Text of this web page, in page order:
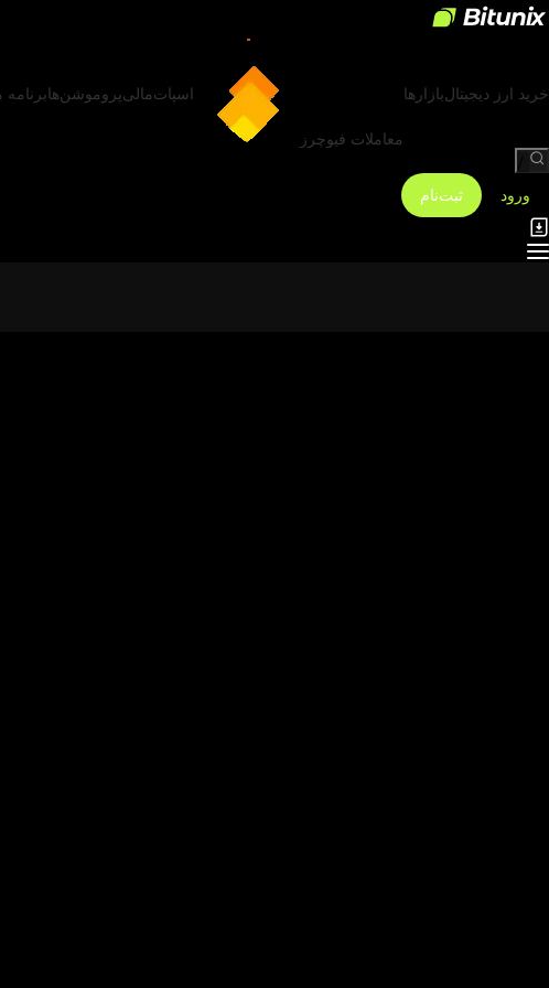
خرید ارز دیجیتالبازارها
معاملات فیوچرز
اسپاتمالیپروموشن‌ها
ورود
ثبت‌نام